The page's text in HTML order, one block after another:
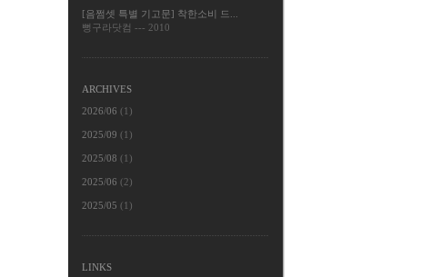
[음쩜셋 특별 기고문] 착한소비 드...
뻥구라닷컴 --- 2010
ARCHIVES
2026/06 (1)
2025/09 (1)
2025/08 (1)
2025/06 (2)
2025/05 (1)
LINKS